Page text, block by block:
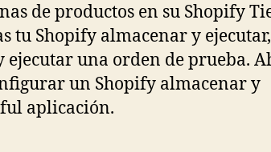
de productos en su Shopify
tu Shopify almacenar y ejecutar,
ejecutar una orden de prueba.
un Shopify almacenar y
aplicación.